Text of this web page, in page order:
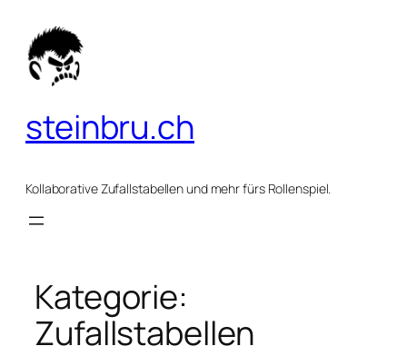
Inhalt
springen
steinbru.ch
Kollaborative Zufallstabellen und mehr fürs Rollenspiel.
Kategorie:
Zufallstabellen